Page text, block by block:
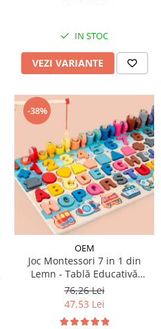
IN STOC
VEZI VARIANTE
-38%
OEM
Joc Montessori 7 in 1 din
Lemn - Tablă Educativă
Logaritmică
76,26 Lei
47,53 Lei